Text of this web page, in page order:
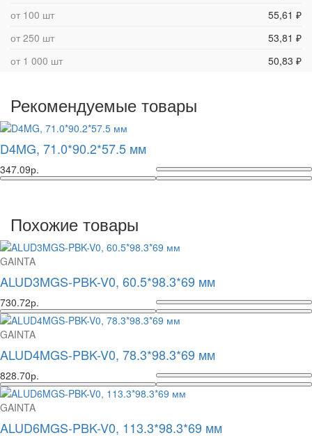
от 100 шт
55,61 ₽
от 250 шт
53,81 ₽
от 1 000 шт
50,83 ₽
Рекомендуемые товары
D4MG, 71.0*90.2*57.5 мм
347.09р.
Похожие товары
GAINTA
ALUD3MGS-PBK-V0, 60.5*98.3*69 мм
730.72р.
GAINTA
ALUD4MGS-PBK-V0, 78.3*98.3*69 мм
828.70р.
GAINTA
ALUD6MGS-PBK-V0, 113.3*98.3*69 мм